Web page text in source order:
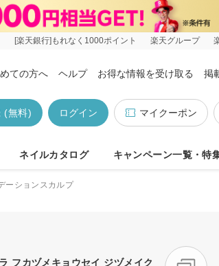
[楽天銀行]もれなく1000ポイント 楽天グループ
ての方へ ヘルプ お得な情報を受け取る 掲
マイクーポン
ログイン
(無料)
ネイルカタログ キャンペーン一覧・特
ーションスカルプ
フカヅメキョウセイ ジヅメイク